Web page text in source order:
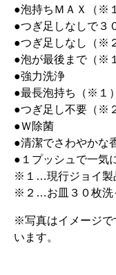
●泡持ちＭＡＸ（※
●つぎ足しなしで３
●つぎ足しなし（※
●泡が最後まで（※
●強力洗浄
●最長泡持ち（※１）
●つぎ足し不要（※
●Ｗ除菌
●清潔でさわやかな
●１プッシュで一気
※１…現行ジョイ製
※２…お皿３０枚洗
※写真はイメージで
います。